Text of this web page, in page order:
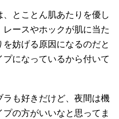
とことん肌あたりを優し
ースやホックが肌に当た
妨げる原因になるのだと
になっているから付いて
も好きだけど、夜間は機
の方がいいなと思ってま